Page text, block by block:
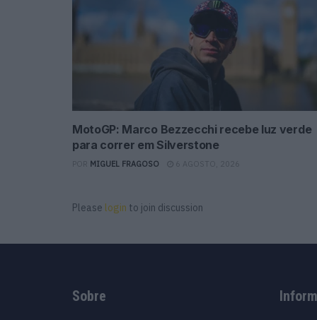
MotoGP: Marco Bezzecchi recebe luz verde
para correr em Silverstone
MIGUEL FRAGOSO 6 AGOSTO, 2026
Please login to join discussion
Sobre